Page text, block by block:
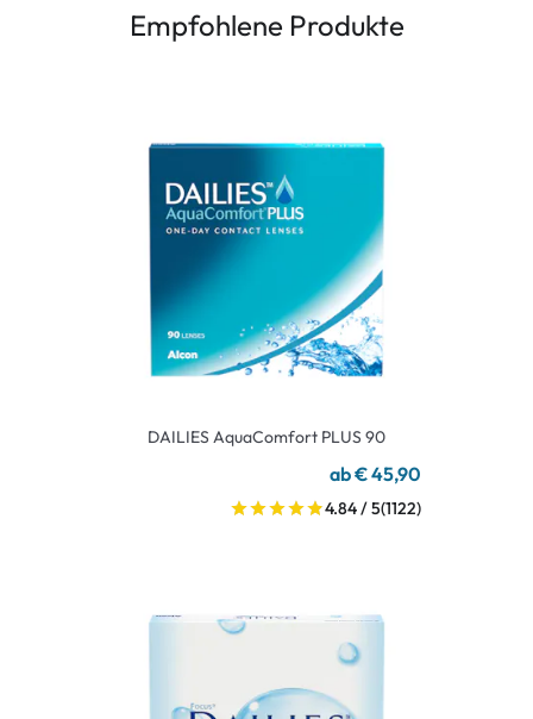
Empfohlene Produkte
DAILIES AquaComfort PLUS 90
ab € 45,90
4.84 / 5(1122)